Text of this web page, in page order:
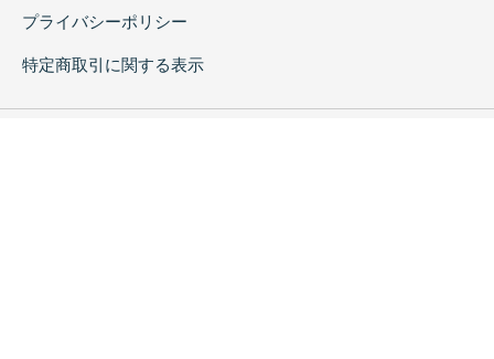
プライバシーポリシー
特定商取引に関する表示